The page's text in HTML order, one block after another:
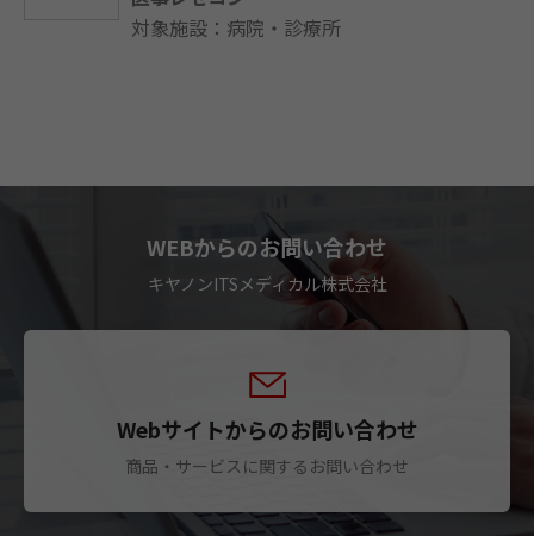
対象施設：病院・診療所
WEBからのお問い合わせ
キヤノンITSメディカル株式会社
Webサイトからのお問い合わせ
商品・サービスに関するお問い合わせ